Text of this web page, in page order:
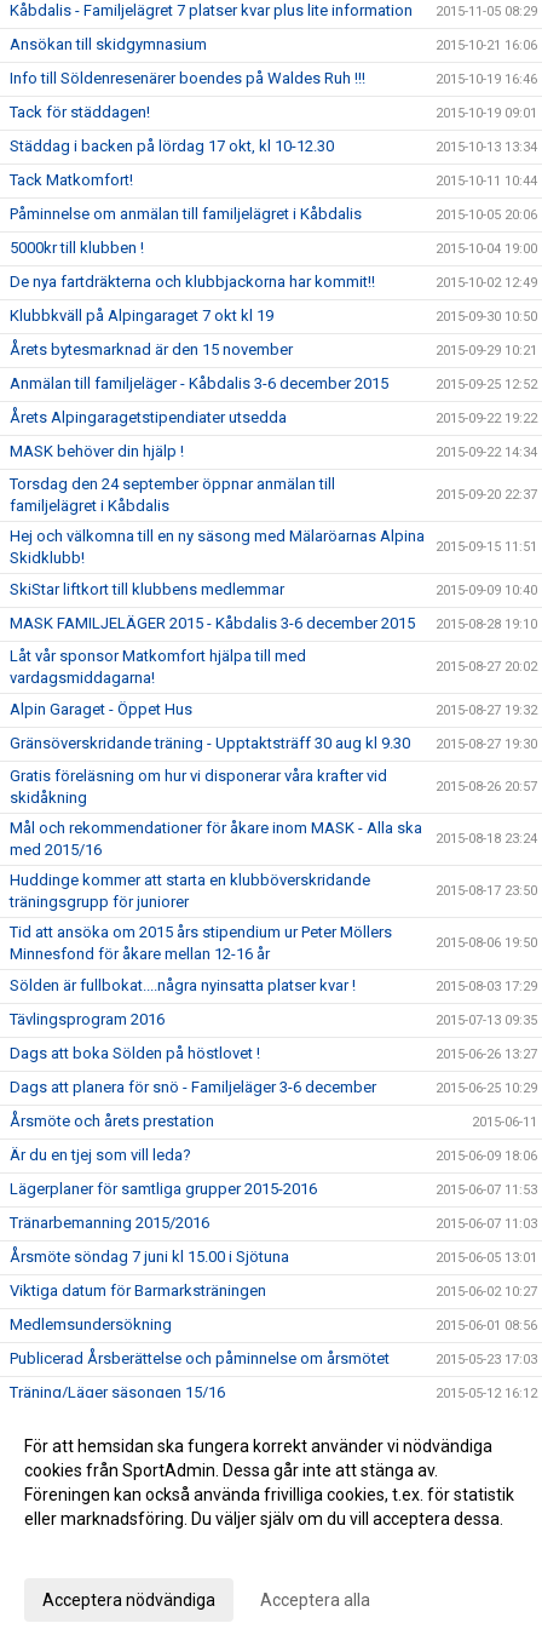
Kåbdalis - Familjelägret 7 platser kvar plus lite information 2015-11-05 08:29
Ansökan till skidgymnasium 2015-10-21 16:06
Info till Söldenresenärer boendes på Waldes Ruh !!! 2015-10-19 16:46
Tack för städdagen! 2015-10-19 09:01
Städdag i backen på lördag 17 okt, kl 10-12.30 2015-10-13 13:34
Tack Matkomfort! 2015-10-11 10:44
Påminnelse om anmälan till familjelägret i Kåbdalis 2015-10-05 20:06
5000kr till klubben ! 2015-10-04 19:00
De nya fartdräkterna och klubbjackorna har kommit!! 2015-10-02 12:49
Klubbkväll på Alpingaraget 7 okt kl 19 2015-09-30 10:50
Årets bytesmarknad är den 15 november 2015-09-29 10:21
Anmälan till familjeläger - Kåbdalis 3-6 december 2015 2015-09-25 12:52
Årets Alpingaragetstipendiater utsedda 2015-09-22 19:22
MASK behöver din hjälp ! 2015-09-22 14:34
Torsdag den 24 september öppnar anmälan till
familjelägret i Kåbdalis
2015-09-20 22:37
Hej och välkomna till en ny säsong med Mälaröarnas Alpina
Skidklubb!
2015-09-15 11:51
SkiStar liftkort till klubbens medlemmar 2015-09-09 10:40
MASK FAMILJELÄGER 2015 - Kåbdalis 3-6 december 2015 2015-08-28 19:10
Låt vår sponsor Matkomfort hjälpa till med
vardagsmiddagarna!
2015-08-27 20:02
Alpin Garaget - Öppet Hus 2015-08-27 19:32
Gränsöverskridande träning - Upptaktsträff 30 aug kl 9.30 2015-08-27 19:30
Gratis föreläsning om hur vi disponerar våra krafter vid
skidåkning
2015-08-26 20:57
Mål och rekommendationer för åkare inom MASK - Alla ska
med 2015/16
2015-08-18 23:24
Huddinge kommer att starta en klubböverskridande
träningsgrupp för juniorer
2015-08-17 23:50
Tid att ansöka om 2015 års stipendium ur Peter Möllers
Minnesfond för åkare mellan 12-16 år
2015-08-06 19:50
Sölden är fullbokat....några nyinsatta platser kvar ! 2015-08-03 17:29
Tävlingsprogram 2016 2015-07-13 09:35
Dags att boka Sölden på höstlovet ! 2015-06-26 13:27
Dags att planera för snö - Familjeläger 3-6 december 2015-06-25 10:29
Årsmöte och årets prestation 2015-06-11
Är du en tjej som vill leda? 2015-06-09 18:06
Lägerplaner för samtliga grupper 2015-2016 2015-06-07 11:53
Tränarbemanning 2015/2016 2015-06-07 11:03
Årsmöte söndag 7 juni kl 15.00 i Sjötuna 2015-06-05 13:01
Viktiga datum för Barmarksträningen 2015-06-02 10:27
Medlemsundersökning 2015-06-01 08:56
Publicerad Årsberättelse och påminnelse om årsmötet 2015-05-23 17:03
Träning/Läger säsongen 15/16 2015-05-12 16:12
Nyheter från vår sponsor - MatKomfort
2000 kr i bidrag till klubben 2015-04-14 08:57
Succé för nya fartdräkten :-) 2015-03-31 20:47
Det finns fler fina bilder nu
För att hemsidan ska fungera korrekt använder vi nödvändiga
cookies från SportAdmin. Dessa går inte att stänga av.
Föreningen kan också använda frivilliga cookies, t.ex. för statistik
eller marknadsföring. Du väljer själv om du vill acceptera dessa.
Acceptera nödvändiga Acceptera alla